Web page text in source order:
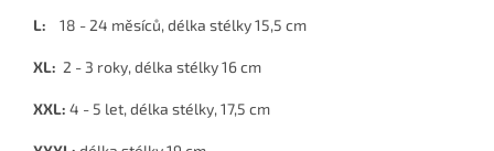
L: 18 - 24 měsíců, délka stélky 15,5 cm
XL: 2 - 3 roky, délka stélky 16 cm
XXL: 4 - 5 let, délka stélky, 17,5 cm